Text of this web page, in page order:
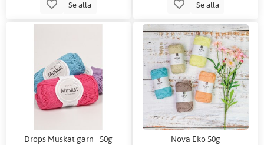
Se alla Se alla
Drops Muskat garn - 50g Nova Eko 50g